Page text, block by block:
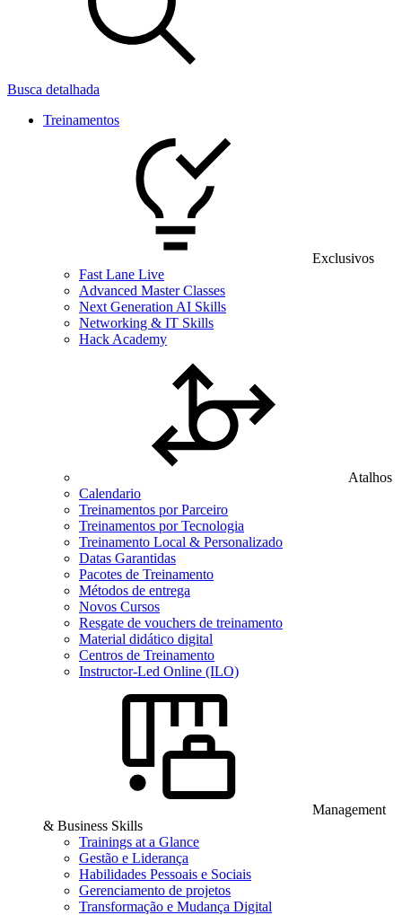
Busca detalhada
Treinamentos
Exclusivos
Fast Lane Live
Advanced Master Classes
Next Generation AI Skills
Networking & IT Skills
Hack Academy
Atalhos
Calendario
Treinamentos por Parceiro
Treinamentos por Tecnologia
Treinamento Local & Personalizado
Datas Garantidas
Pacotes de Treinamento
Métodos de entrega
Novos Cursos
Resgate de vouchers de treinamento
Material didático digital
Centros de Treinamento
Instructor-Led Online (ILO)
Management
& Business Skills
Trainings at a Glance
Gestão e Liderança
Habilidades Pessoais e Sociais
Gerenciamento de projetos
Transformação e Mudança Digital